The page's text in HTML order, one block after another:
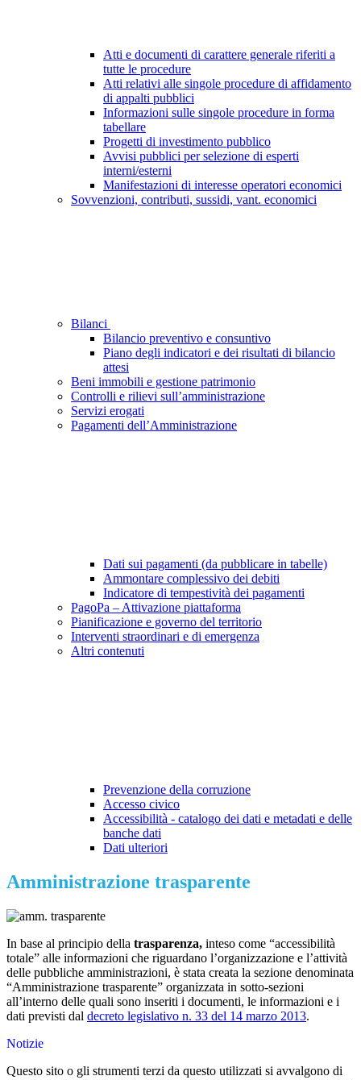
Atti e documenti di carattere generale riferiti a
tutte le procedure
Atti relativi alle singole procedure di affidamento
di appalti pubblici
Informazioni sulle singole procedure in forma
tabellare
Progetti di investimento pubblico
Avvisi pubblici per selezione di esperti
interni/esterni
Manifestazioni di interesse operatori economici
Sovvenzioni, contributi, sussidi, vant. economici
Bilanci
Bilancio preventivo e consuntivo
Piano degli indicatori e dei risultati di bilancio
attesi
Beni immobili e gestione patrimonio
Controlli e rilievi sull’amministrazione
Servizi erogati
Pagamenti dell’Amministrazione
Dati sui pagamenti (da pubblicare in tabelle)
Ammontare complessivo dei debiti
Indicatore di tempestività dei pagamenti
PagoPa – Attivazione piattaforma
Pianificazione e governo del territorio
Interventi straordinari e di emergenza
Altri contenuti
Prevenzione della corruzione
Accesso civico
Accessibilità - catalogo dei dati e metadati e delle
banche dati
Dati ulteriori
Amministrazione trasparente
In base al principio della trasparenza, inteso come “accessibilità
totale” alle informazioni che riguardano l’organizzazione e l’attività
delle pubbliche amministrazioni, è stata creata la sezione denominata
“Amministrazione trasparente” organizzata in sotto-sezioni
all’interno delle quali sono inseriti i documenti, le informazioni e i
dati previsti dal decreto legislativo n. 33 del 14 marzo 2013.
Notizie
Questo sito o gli strumenti terzi da questo utilizzati si avvalgono di